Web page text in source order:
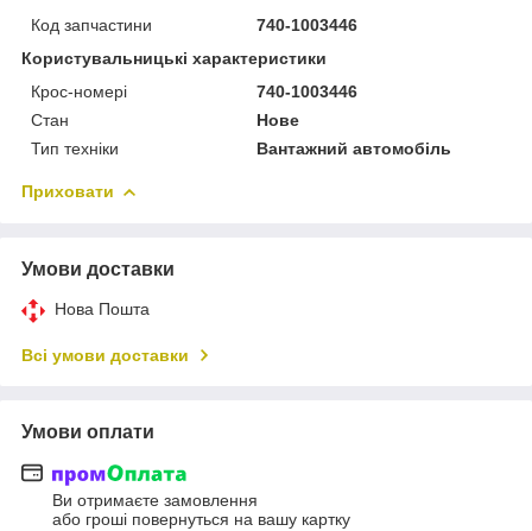
Код запчастини
740-1003446
Користувальницькі характеристики
Крос-номері
740-1003446
Стан
Нове
Тип техніки
Вантажний автомобіль
Приховати
Умови доставки
Нова Пошта
Всі умови доставки
Умови оплати
Ви отримаєте замовлення
або гроші повернуться на вашу картку